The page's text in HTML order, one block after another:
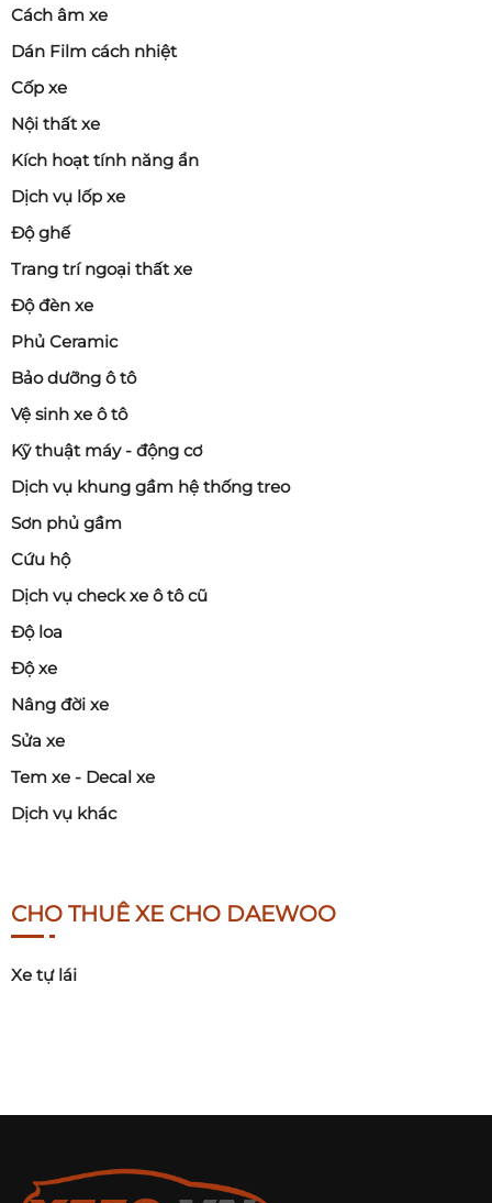
Cách âm xe
Dán Film cách nhiệt
Cốp xe
Nội thất xe
Kích hoạt tính năng ẩn
Dịch vụ lốp xe
Độ ghế
Trang trí ngoại thất xe
Độ đèn xe
Phủ Ceramic
Bảo dưỡng ô tô
Vệ sinh xe ô tô
Kỹ thuật máy - động cơ
Dịch vụ khung gầm hệ thống treo
Sơn phủ gầm
Cứu hộ
Dịch vụ check xe ô tô cũ
Độ loa
Độ xe
Nâng đời xe
Sửa xe
Tem xe - Decal xe
Dịch vụ khác
CHO THUÊ XE CHO DAEWOO
Xe tự lái